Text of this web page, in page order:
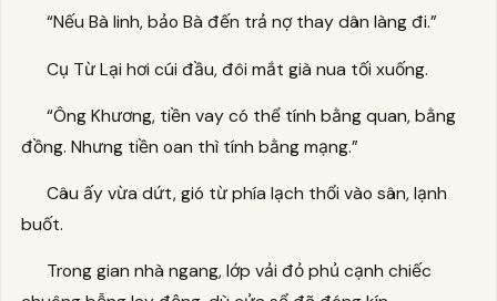
“Nếu Bà linh, bảo Bà đến trả nợ thay dân làng đi.”
Cụ Từ Lại hơi cúi đầu, đôi mắt già nua tối xuống.
“Ông Khương, tiền vay có thể tính bằng quan, bằng
đồng. Nhưng tiền oan thì tính bằng mạng.”
Câu ấy vừa dứt, gió từ phía lạch thổi vào sân, lạnh
buốt.
Trong gian nhà ngang, lớp vải đỏ phủ cạnh chiếc